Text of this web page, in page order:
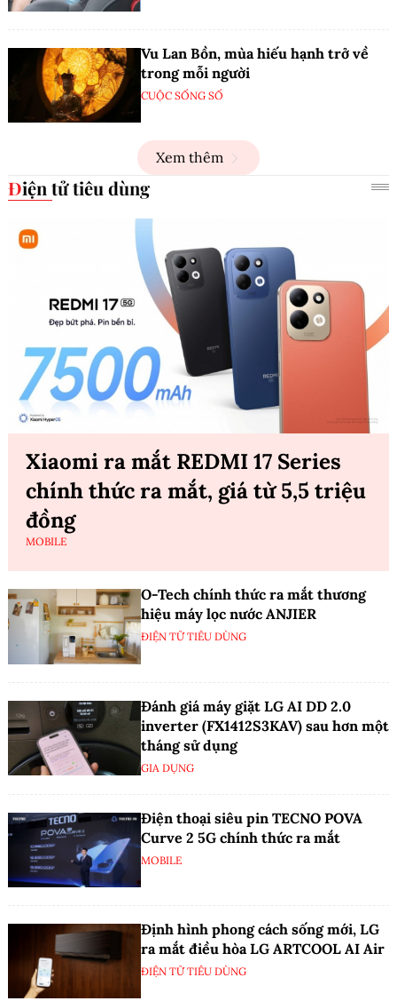
Vu Lan Bồn, mùa hiếu hạnh trở về
trong mỗi người
CUỘC SỐNG SỐ
Xem thêm
Điện tử tiêu dùng
Xiaomi ra mắt REDMI 17 Series
chính thức ra mắt, giá từ 5,5 triệu
đồng
MOBILE
O-Tech chính thức ra mắt thương
hiệu máy lọc nước ANJIER
ĐIỆN TỬ TIÊU DÙNG
Đánh giá máy giặt LG AI DD 2.0
inverter (FX1412S3KAV) sau hơn một
tháng sử dụng
GIA DỤNG
Điện thoại siêu pin TECNO POVA
Curve 2 5G chính thức ra mắt
MOBILE
Định hình phong cách sống mới, LG
ra mắt điều hòa LG ARTCOOL AI Air
ĐIỆN TỬ TIÊU DÙNG